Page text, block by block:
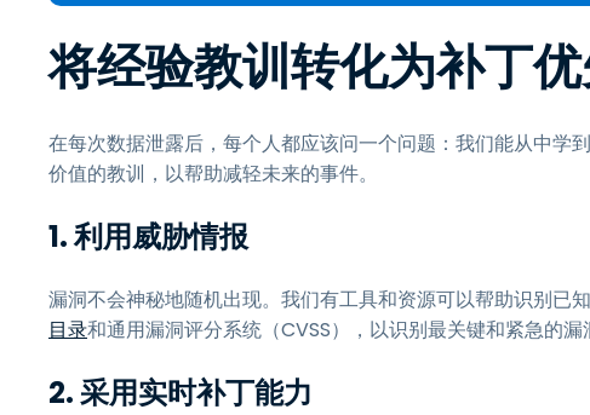
将经验教训转化为补丁
在每次数据泄露后，每个人都应该问一个问题：我们能从中学
价值的教训，以帮助减轻未来的事件。
1.利用威胁情报
漏洞不会神秘地随机出现。我们有工具和资源可以帮助识别已
目录和通用漏洞评分系统（CVSS），以识别最关键和紧急的漏
2.采用实时补丁能力